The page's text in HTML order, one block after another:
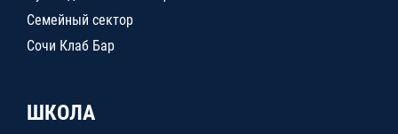
Семейный сектор
Сочи Клаб Бар
ШКОЛА